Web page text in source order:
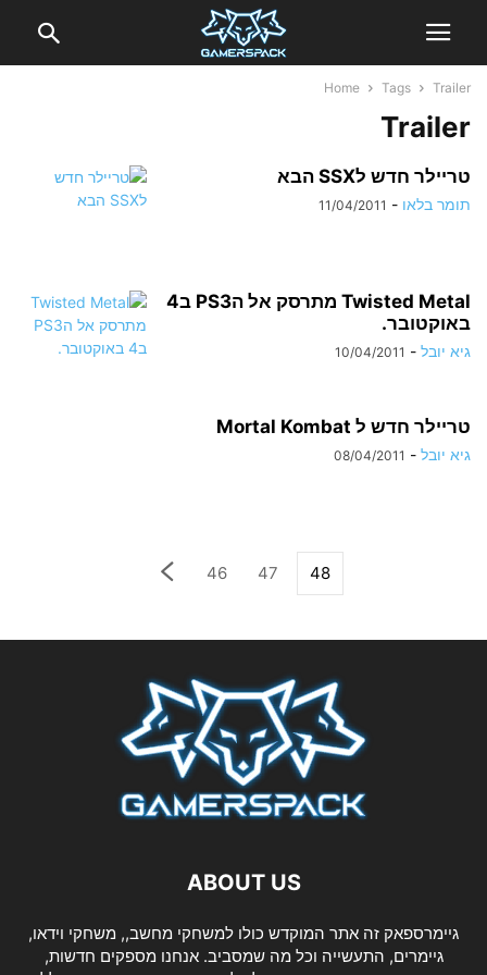
Home Tags Trailer
Trailer
טריילר חדש לSSX הבא
תומר בלאו -
11/04/2011
Twisted Metal מתרסק אל הPS3 ב4
באוקטובר.
גיא יובל -
10/04/2011
טריילר חדש ל Mortal Kombat
גיא יובל -
08/04/2011
46 47 48
ABOUT US
גיימרספאק זה אתר המוקדש כולו למשחקי מחשב,, משחקי וידאו,
גיימרים, התעשייה וכל מה שמסביב. אנחנו מספקים חדשות,